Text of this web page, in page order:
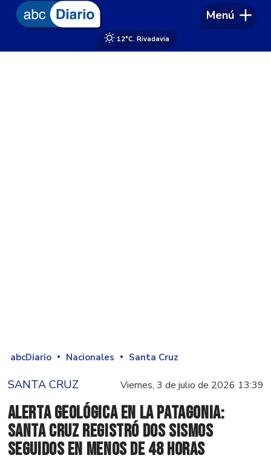
12°C. Rivadavia
Menú
abcDiario Nacionales Santa Cruz
SANTA CRUZ Viernes, 3 de julio de 2026 13:39
Alerta geológica en la Patagonia:
Santa Cruz registró dos sismos
seguidos en menos de 48 horas